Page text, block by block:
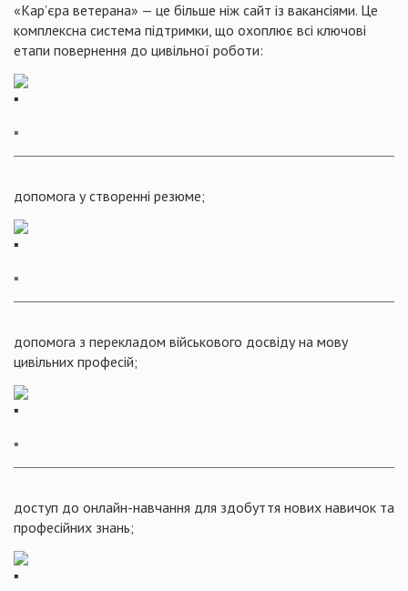
«Кар’єра ветерана» — це більше ніж сайт із вакансіями. Це
комплексна система підтримки, що охоплює всі ключові
етапи повернення до цивільної роботи:
▪️
допомога у створенні резюме;
▪️
допомога з перекладом військового досвіду на мову
цивільних професій;
▪️
доступ до онлайн-навчання для здобуття нових навичок та
професійних знань;